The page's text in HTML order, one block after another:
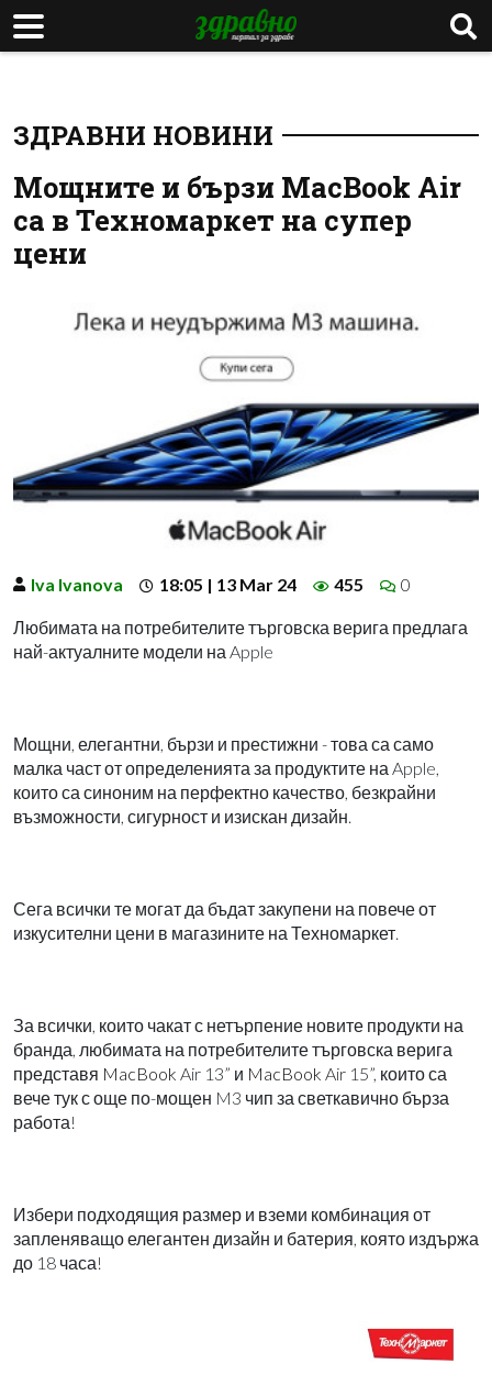
ЗДРАВНИ НОВИНИ
Мощните и бързи MacBook Air
са в Техномаркет на супер
цени
Iva Ivanova 18:05 | 13 Mar 24 455 0
Любимата на потребителите търговска верига предлага
най-актуалните модели на Apple
Мощни, елегантни, бързи и престижни - това са само
малка част от определенията за продуктите на Apple,
които са синоним на перфектно качество, безкрайни
възможности, сигурност и изискан дизайн.
Сега всички те могат да бъдат закупени на повече от
изкусителни цени в магазините на Техномаркет.
За всички, които чакат с нетърпение новите продукти на
бранда, любимата на потребителите търговска верига
представя MacBook Air 13” и MacBook Air 15”, които са
вече тук с още по-мощен M3 чип за светкавично бърза
работа!
Избери подходящия размер и вземи комбинация от
запленяващо елегантен дизайн и батерия, която издържа
до 18 часа!